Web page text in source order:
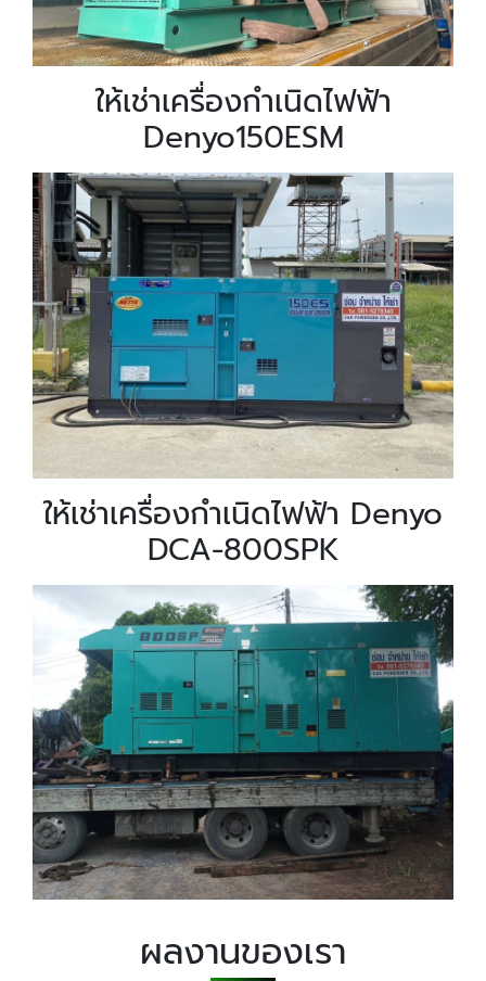
ให้เช่าเครื่องกำเนิดไฟฟ้า
Denyo150ESM
ให้เช่าเครื่องกำเนิดไฟฟ้า Denyo
DCA-800SPK
ผลงานของเรา